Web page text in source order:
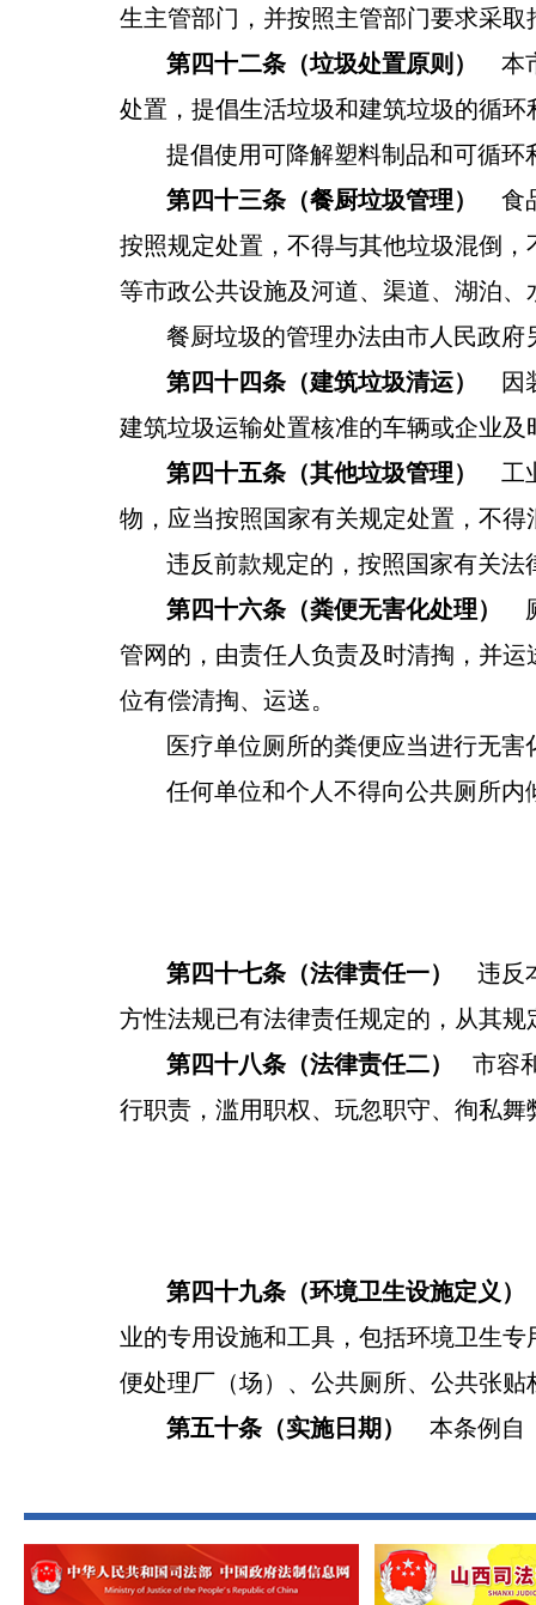
生主管部门，并按照主管部门要求采
第四十二条（垃圾处置原则）
本
处置，提倡生活垃圾和建筑垃圾的循
提倡使用可降解塑料制品和可循环
第四十三条（餐厨垃圾管理）
食
按照规定处置，不得与其他垃圾混倒 ，
等市政公共设施及河道、渠道、湖泊、
餐厨垃圾的管理办法由市人民政府
第四十四条（建筑垃圾清运）
因
建筑垃圾运输处置核准的车辆或企业
第四十五条（其他垃圾管理）
工
物，应当按照国家有关规定处置，不
违反前款规定的，按照国家有关法
第四十六条（粪便无害化处理）
管网的，由责任人负责及时清掏，并
位有偿清掏、运送。
医疗单位厕所的粪便应当进行无
任何单位和个人不得向公共厕所
第四十七条 （法律责任一）
违反
方性法规已有法律责任规定的，从其规
第四十八条 （法律责任二）
市容
行职责，滥用职权、玩忽职守、徇私
第四十九条 （环境卫生设施定义 ）
业的专用设施和工具，包括环境卫生
便处理厂（场）、公共厕所、公共张贴
第五十条（实施日期） 本条例自